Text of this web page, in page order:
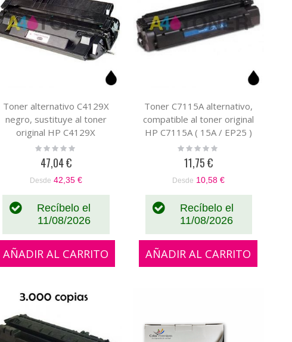
Toner alternativo C4129X
negro, sustituye al toner
original HP C4129X
Rating:
47,04 €
Desde 42,35 €
Recíbelo el
11/08/2026
AÑADIR AL CARRITO
Toner C7115A alternativo,
compatible al toner original
HP C7115A ( 15A / EP25 )
Rating:
11,75 €
Desde 10,58 €
Recíbelo el
11/08/2026
AÑADIR AL CARRITO